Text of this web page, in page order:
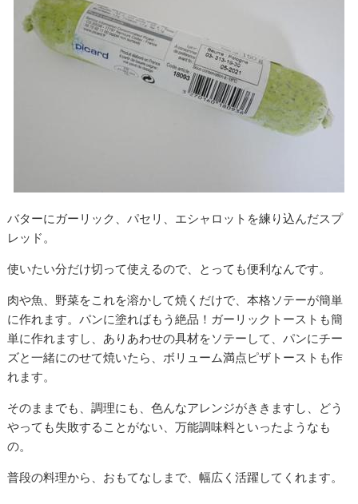
バターにガーリック、パセリ、エシャロットを練り込んだスプ
レッド。
使いたい分だけ切って使えるので、とっても便利なんです。
肉や魚、野菜をこれを溶かして焼くだけで、本格ソテーが簡単
に作れます。パンに塗ればもう絶品！ガーリックトーストも簡
単に作れますし、ありあわせの具材をソテーして、パンにチー
ズと一緒にのせて焼いたら、ボリューム満点ピザトーストも作
れます。
そのままでも、調理にも、色んなアレンジがききますし、どう
やっても失敗することがない、万能調味料といったようなも
の。
普段の料理から、おもてなしまで、幅広く活躍してくれます。